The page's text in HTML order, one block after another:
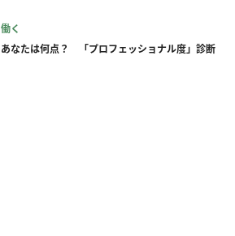
働く
あなたは何点？ 「プロフェッショナル度」診断